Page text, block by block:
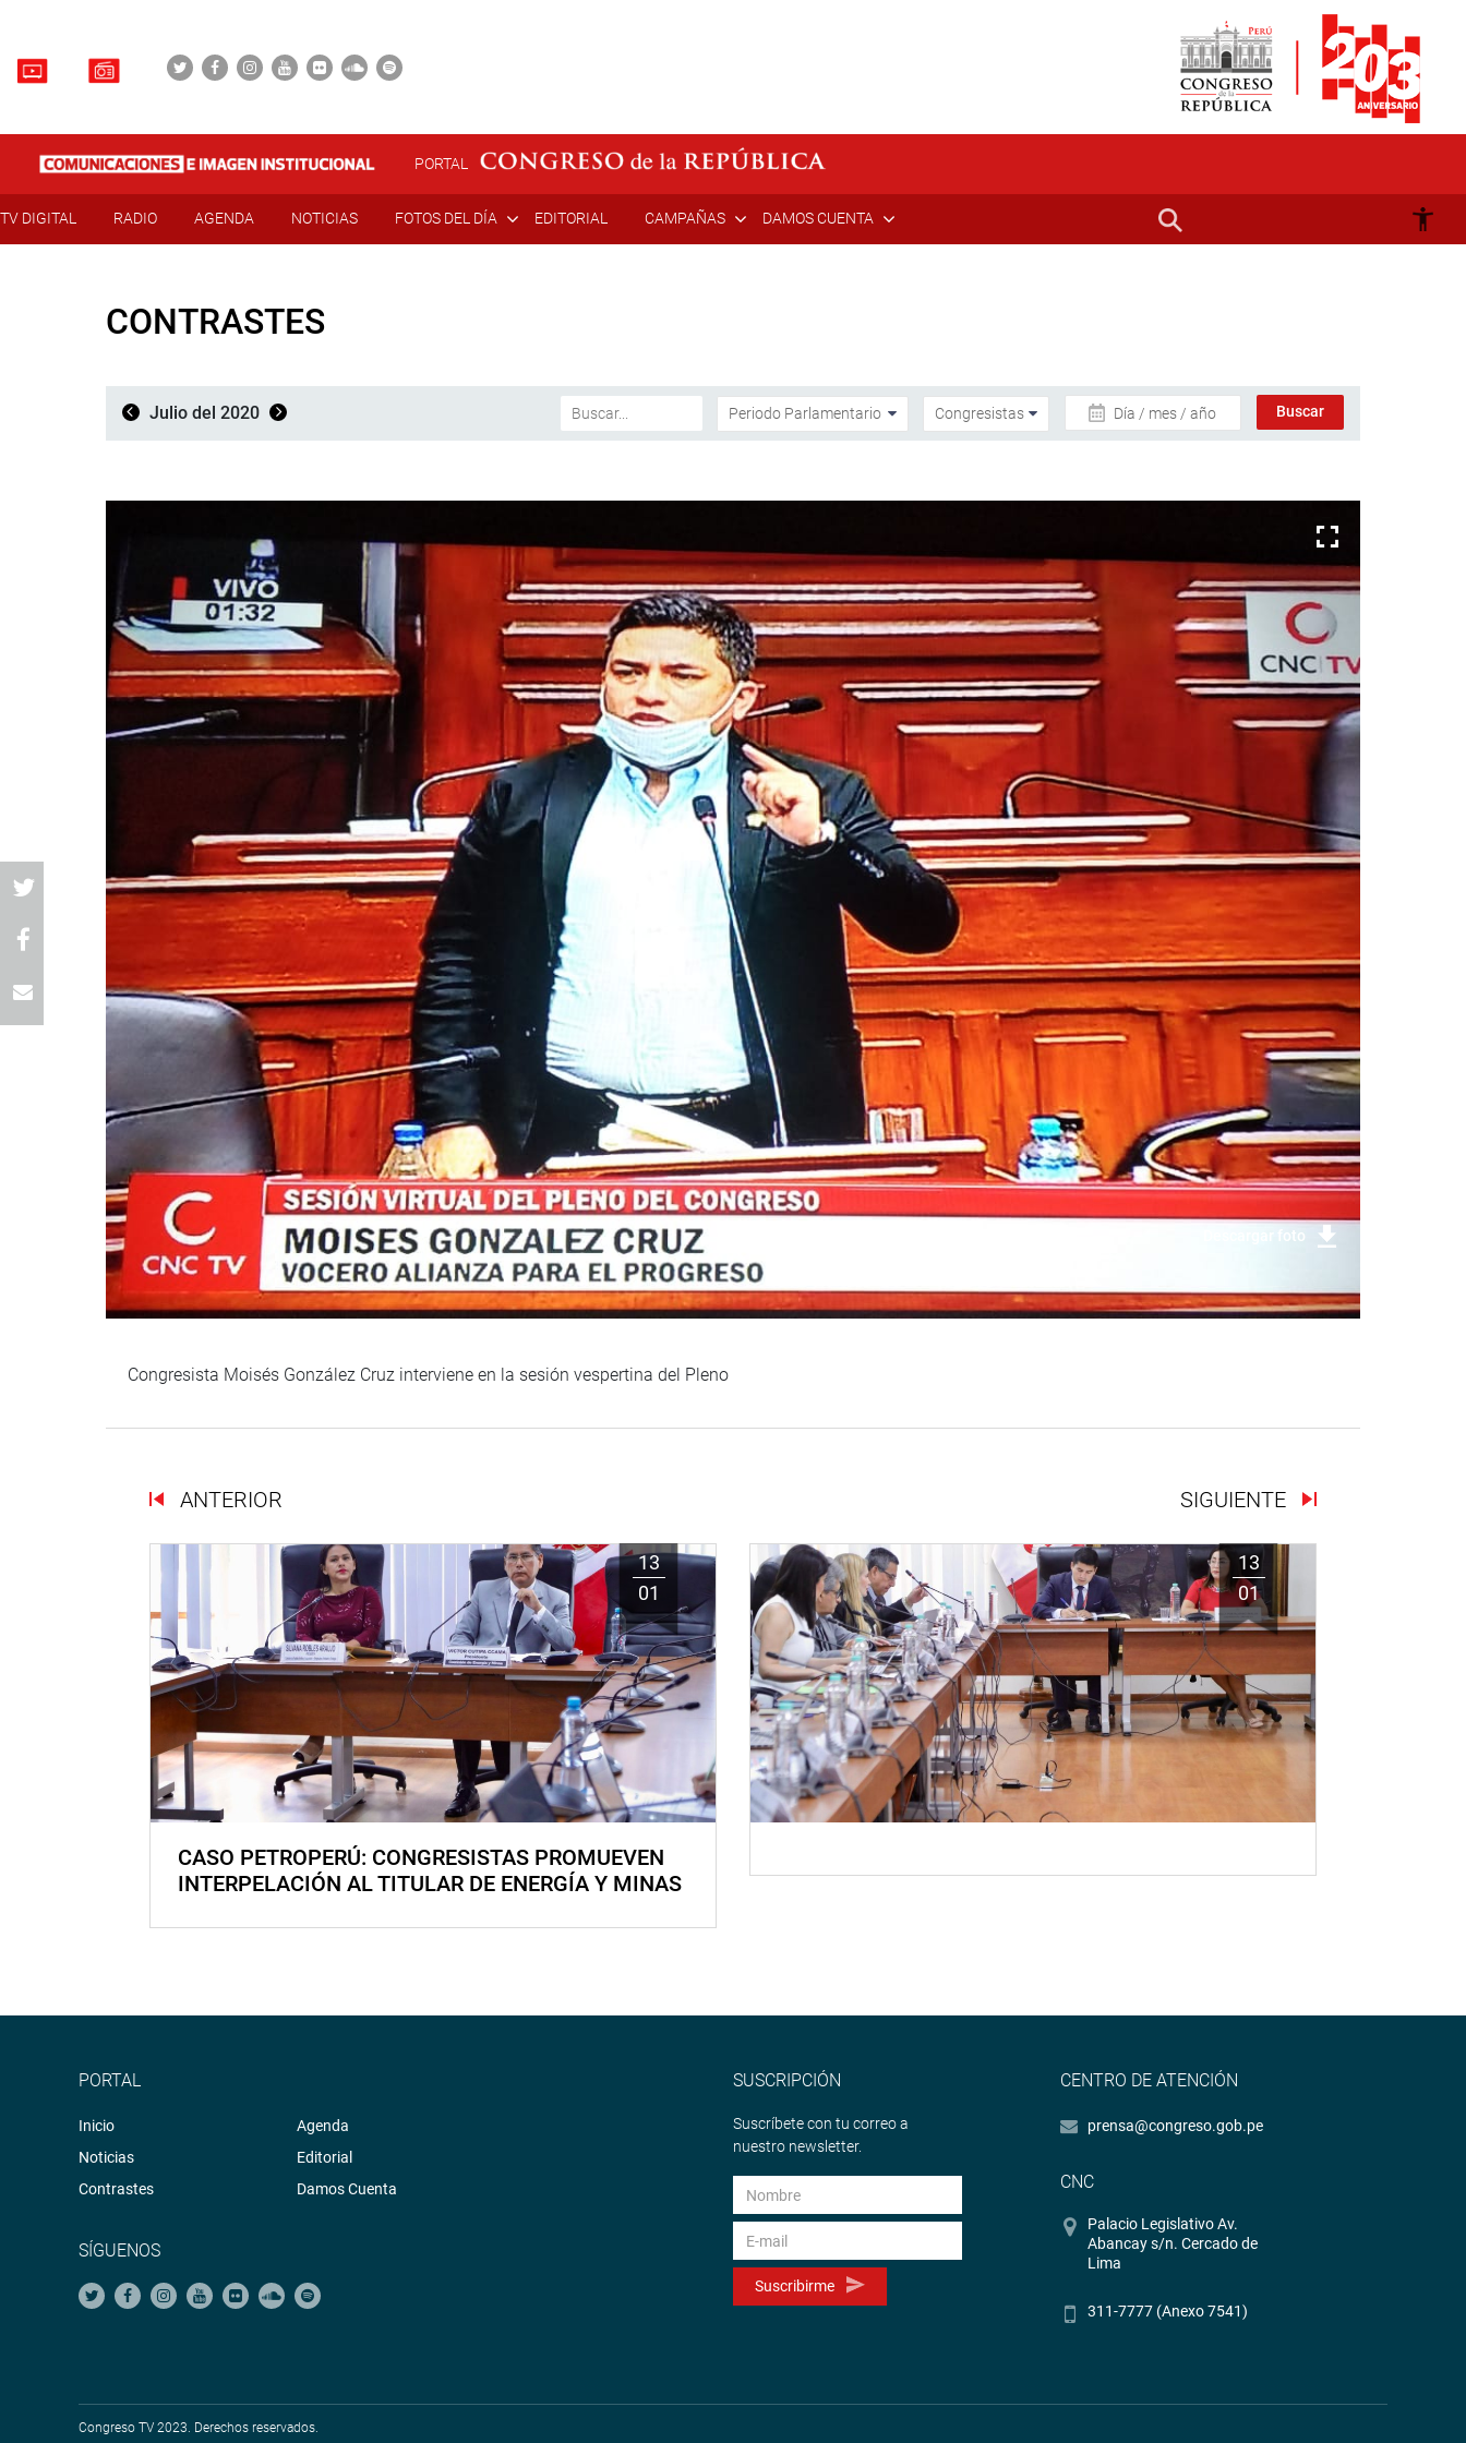
PORTAL
TV DIGITAL RADIO AGENDA NOTICIAS FOTOS DEL DÍA EDITORIAL CAMPAÑAS DAMOS CUENTA
CONTRASTES
Julio del 2020 Día / mes / año
Descargar foto
Congresista Moisés González Cruz interviene en la sesión vespertina del Pleno
ANTERIOR SIGUIENTE
13
01
CASO PETROPERÚ: CONGRESISTAS PROMUEVEN
INTERPELACIÓN AL TITULAR DE ENERGÍA Y MINAS
13
01
PORTAL
Inicio
Noticias
Contrastes
Agenda
Editorial
Damos Cuenta
SÍGUENOS
SUSCRIPCIÓN
Suscríbete con tu correo a
nuestro newsletter.
Suscribirme
CENTRO DE ATENCIÓN
prensa@congreso.gob.pe
CNC
Palacio Legislativo Av.
Abancay s/n. Cercado de
Lima
311-7777 (Anexo 7541)
Congreso TV 2023. Derechos reservados.